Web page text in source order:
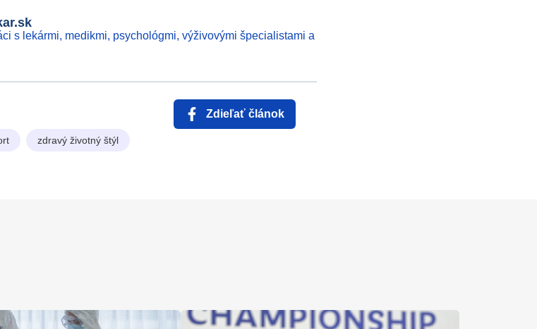
s lekármi, medikmi, psychológmi, výživovými špecialistami a
Zdieľať článok
zdravý životný štýl